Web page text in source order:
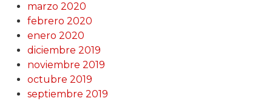
marzo 2020
febrero 2020
enero 2020
diciembre 2019
noviembre 2019
octubre 2019
septiembre 2019